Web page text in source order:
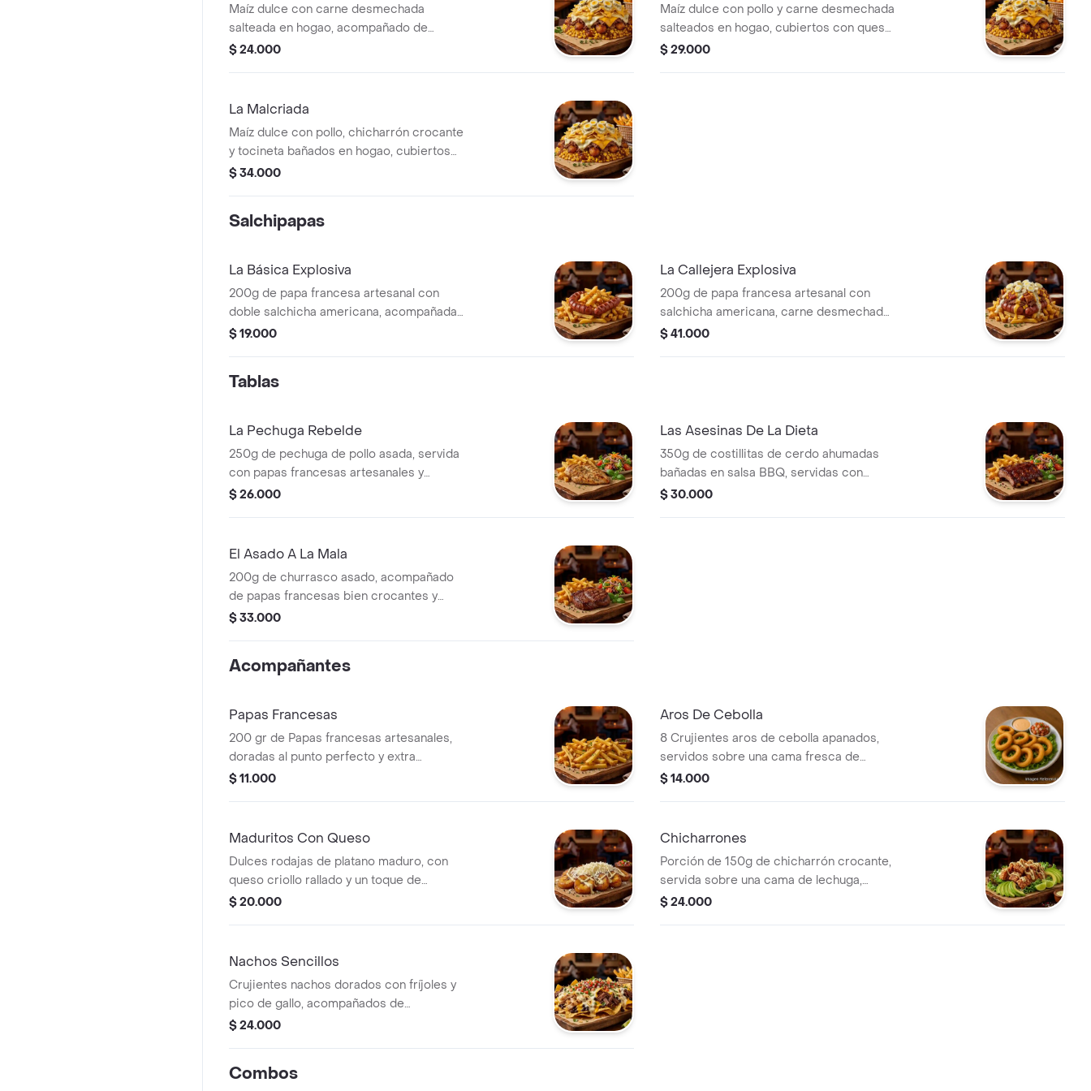
Maíz dulce con carne desmechada
salteada en hogao, acompañado de
trozos de plátano maduro, cubierto con
salsa cheddar.
$ 24.000
Maíz dulce con pollo y carne desmechada
salteados en hogao, cubiertos con queso
mozzarella y papa chip, huevos de
$ 29.000
La Malcriada
Maíz dulce con pollo, chicharrón crocante
y tocineta bañados en hogao, cubiertos
con queso mozzarella y papa chip, huevos
$ 34.000
Salchipapas
La Básica Explosiva
200g de papa francesa artesanal con
doble salchicha americana, acompañadas
de salsa de la casa.
$ 19.000
La Callejera Explosiva
200g de papa francesa artesanal con
salchicha americana, carne desmechada,
chicharrón crocante y maíz bañados en
$ 41.000
Tablas
La Pechuga Rebelde
250g de pechuga de pollo asada, servida
con papas francesas artesanales y
ensalada.
$ 26.000
Las Asesinas De La Dieta
350g de costillitas de cerdo ahumadas
bañadas en salsa BBQ, servidas con
papas francesas artesanales y ensalada.
$ 30.000
El Asado A La Mala
200g de churrasco asado, acompañado
de papas francesas bien crocantes y
ensalada.
$ 33.000
Acompañantes
Papas Francesas
200 gr de Papas francesas artesanales,
doradas al punto perfecto y extra
crocantes por fuera, suaves por dentro.
$ 11.000
Aros De Cebolla
8 Crujientes aros de cebolla apanados,
servidos sobre una cama fresca de
lechuga, acompañados con pico de gallo
$ 14.000
Maduritos Con Queso
Dulces rodajas de platano maduro, con
queso criollo rallado y un toque de
nuestra salsa de la casa.
$ 20.000
Chicharrones
Porción de 150g de chicharrón crocante,
servida sobre una cama de lechuga,
acompañada con pico de gallo, rodajitas
$ 24.000
Nachos Sencillos
Crujientes nachos dorados con fríjoles y
pico de gallo, acompañados de
guacamole y salsa cheddar.
$ 24.000
Combos